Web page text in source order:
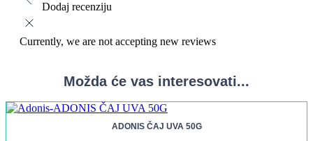
Dodaj recenziju
Currently, we are not accepting new reviews
Možda će vas interesovati...
ADONIS ČAJ UVA 50G